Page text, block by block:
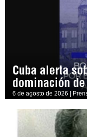
Cuba alerta
dominación de
6 de agosto de 2026 |